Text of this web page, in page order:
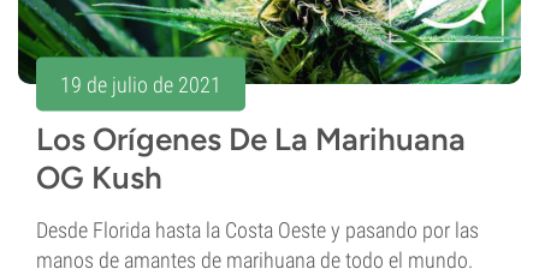
19 de julio de 2021
Los Orígenes De La Marihuana
OG Kush
Desde Florida hasta la Costa Oeste y pasando por las
manos de amantes de marihuana de todo el mundo.